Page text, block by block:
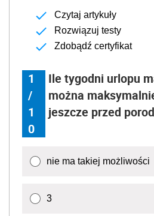
Czytaj artykuły
Rozwiązuj testy
Zdobądź certyfikat
1
/
1
0
Ile tygodni urlopu
można
jeszcze przed
nie ma takiej możliwości
3